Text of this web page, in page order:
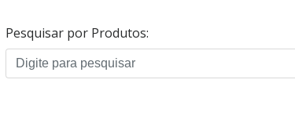
Pesquisar por Produtos: